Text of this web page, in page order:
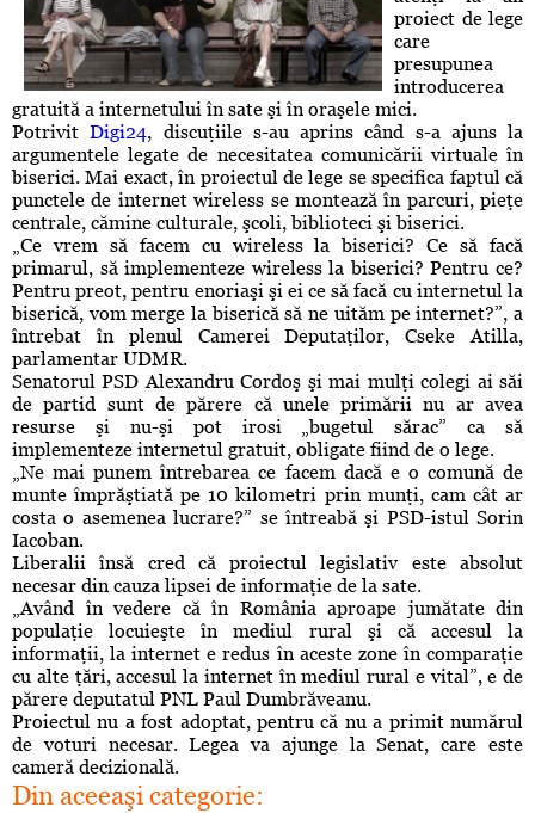
proiect de lege
care
presupunea
introducerea
gratuită a internetului în sate şi în oraşele mici.
PotrivitDigi24, discuţiile s-au aprins când s-a ajuns la
argumentele legate de necesitatea comunicării virtuale în
biserici. Mai exact, în proiectul de lege se specifica faptul că
punctele de internet wireless se montează în parcuri, pieţe
centrale, cămine culturale, şcoli, biblioteci şi biserici.
„Ce vrem să facem cu wireless la biserici? Ce să facă
primarul, să implementeze wireless la biserici? Pentru ce?
Pentru preot, pentru enoriaşi şi ei ce să facă cu internetul la
biserică, vom merge la biserică să ne uităm pe internet?”, a
întrebat în plenul Camerei Deputaţilor, Cseke Atilla,
parlamentar UDMR.
Senatorul PSD Alexandru Cordoş şi mai mulţi colegi ai săi
de partid sunt de părere că unele primării nu ar avea
resurse şi nu-şi pot irosi „bugetul sărac” ca să
implementeze internetul gratuit, obligate fiind de o lege.
„Ne mai punem întrebarea ce facem dacă e o comună de
munte împrăştiată pe 10 kilometri prin munţi, cam cât ar
costa o asemenea lucrare?” se întreabă şi PSD-istul Sorin
Iacoban.
Liberalii însă cred că proiectul legislativ este absolut
necesar din cauza lipsei de informaţie de la sate.
„Având în vedere că în România aproape jumătate din
populaţie locuieşte în mediul rural şi că accesul la
informaţii, la internet e redus în aceste zone în comparaţie
cu alte ţări, accesul la internet în mediul rural e vital”, e de
părere deputatul PNL Paul Dumbrăveanu.
Proiectul nu a fost adoptat, pentru că nu a primit numărul
de voturi necesar. Legea va ajunge la Senat, care este
cameră decizională.
Din aceeaşi categorie: